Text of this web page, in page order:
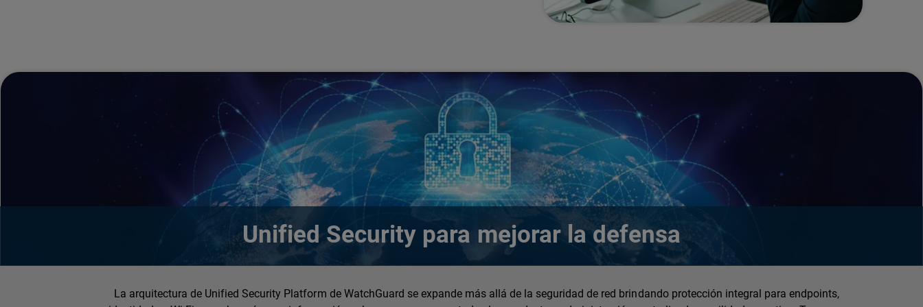
Unified Security para mejorar la defensa
La arquitectura de Unified Security Platform de WatchGuard se expande más allá de la seguridad de red brindando protección integral para endpoints,